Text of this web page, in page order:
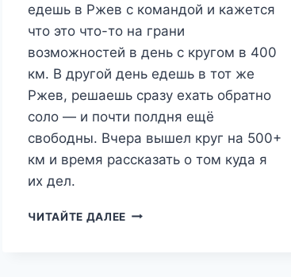
едешь в Ржев с командой и кажется
что это что-то на грани
возможностей в день с кругом в 400
км. В другой день едешь в тот же
Ржев, решаешь сразу ехать обратно
соло — и почти полдня ещё
свободны. Вчера вышел круг на 500+
км и время рассказать о том куда я
их дел.
ЧИТАЙТЕ ДАЛЕЕ ТРИ